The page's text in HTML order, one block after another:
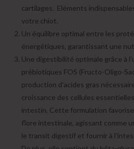
cartilages. Eléments
votre chiot.
Un équilibre optimal entre les
énergétiques, garantissant une
Une digestibilité optimale grâce à
prébiotiques FOS (Fructo-Oligo-
production d’acides gras
croissance des cellules
intestin. Cette formulation
flore intestinale, agissant comme
le transit digestif et fournir à